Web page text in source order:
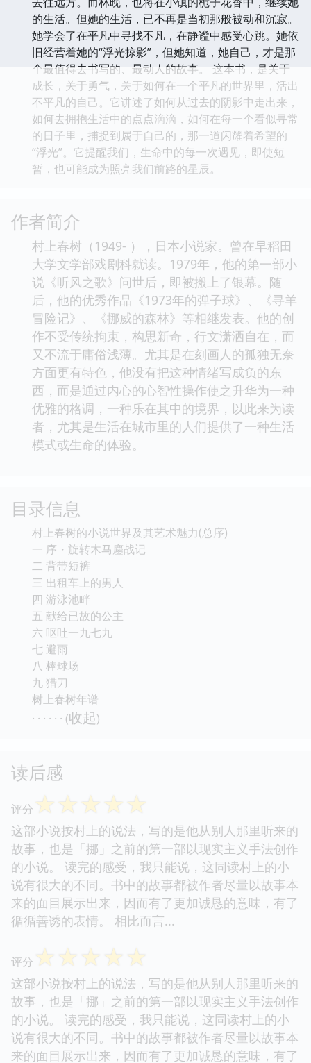
是一个女子在静谧的环境中，如何一步步找回自己，如
何从对世界的旁观者，变成一个勇敢的体验者。陈默的
出现，是她人生旅途中一个重要的转折点，他如同镜
子，映照出林晚内心深处的光芒，也帮助她看清了前行
的方向。 故事的结局，并非一个轰轰烈烈的告别。陈
默最终还是会离开，就像他来时一样，带着他的故事，
去往远方。而林晚，也将在小镇的栀子花香中，继续她
的生活。但她的生活，已不再是当初那般被动和沉寂。
她学会了在平凡中寻找不凡，在静谧中感受心跳。她依
旧经营着她的“浮光掠影”，但她知道，她自己，才是那
不平凡的自己。它讲述了如何从过去的阴影中走出来，
如何去拥抱生活中的点点滴滴，如何在每一个看似寻常
的日子里，捕捉到属于自己的，那一道闪耀着希望的
“浮光”。它提醒我们，生命中的每一次遇见，即使短
暂，也可能成为照亮我们前路的星辰。
作者简介
村上春树（1949- ），日本小说家。曾在早稻田
大学文学部戏剧科就读。1979年，他的第一部小
说《听风之歌》问世后，即被搬上了银幕。随
后，他的优秀作品《1973年的弹子球》、《寻羊
冒险记》、《挪威的森林》等相继发表。他的创
作不受传统拘束，构思新奇，行文潇洒自在，而
西，而是通过内心的心智性操作使之升华为一种
优雅的格调，一种乐在其中的境界，以此来为读
者，尤其是生活在城市里的人们提供了一种生活
模式或生命的体验。
目录信息
村上春树的小说世界及其艺术魅力(总序)
一 序・旋转木马鏖战记
二 背带短裤
三 出租车上的男人
四 游泳池畔
七 避雨
八 棒球场
九 猎刀
树上春树年谱
· · · · · · (收起)
读后感
评分☆☆☆☆☆
这部小说按村上的说法，写的是他从别人那里听来的
故事，也是「挪」之前的第一部以现实主义手法创作
的小说。 读完的感受，我只能说，这同读村上的小
说有很大的不同。书中的故事都被作者尽量以故事本
来的面目展示出来，因而有了更加诚恳的意味，有了
循循善诱的表情。 相比而言...